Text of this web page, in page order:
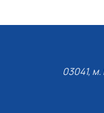
03041, м.